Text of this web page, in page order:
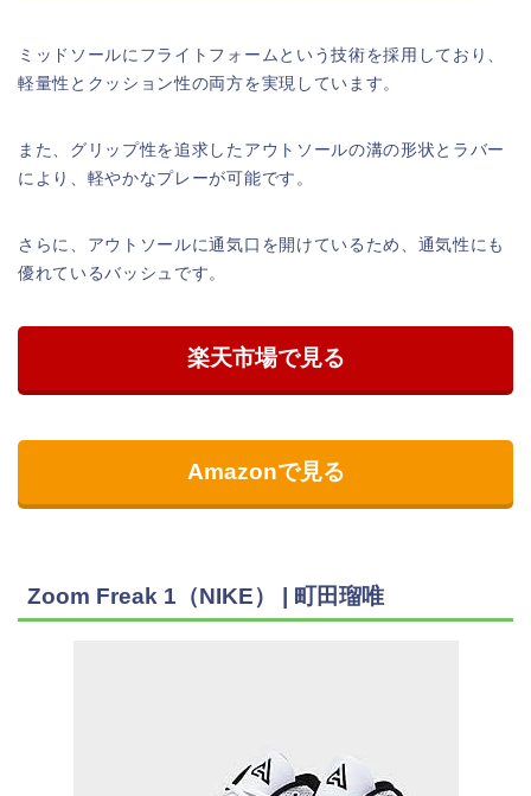
ミッドソールにフライトフォームという技術を採用しており、
軽量性とクッション性の両方を実現しています。
また、グリップ性を追求したアウトソールの溝の形状とラバー
により、軽やかなプレーが可能です。
さらに、アウトソールに通気口を開けているため、通気性にも
優れているバッシュです。
楽天市場で見る
Amazonで見る
Zoom Freak 1（NIKE） | 町田瑠唯